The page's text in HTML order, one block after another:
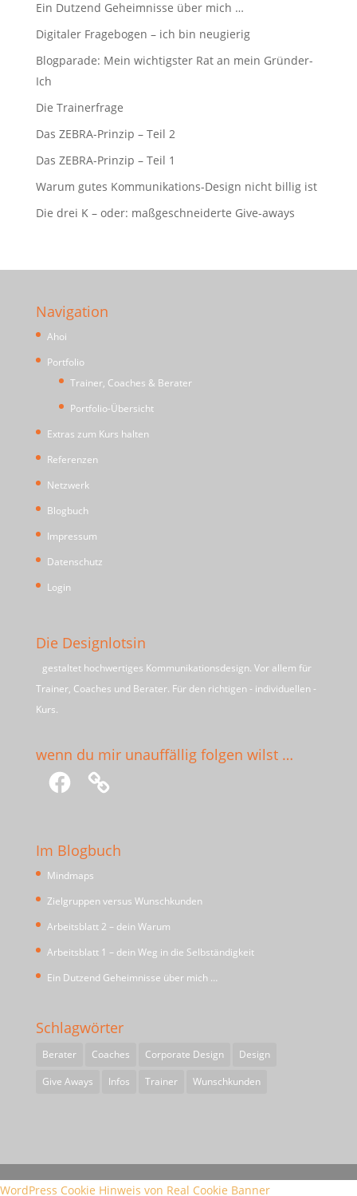
Ein Dutzend Geheimnisse über mich …
Digitaler Fragebogen – ich bin neugierig
Blogparade: Mein wichtigster Rat an mein Gründer-
Ich
Die Trainerfrage
Das ZEBRA-Prinzip – Teil 2
Das ZEBRA-Prinzip – Teil 1
Warum gutes Kommunikations-Design nicht billig ist
Die drei K – oder: maßgeschneiderte Give-aways
Navigation
Ahoi
Portfolio
Trainer, Coaches & Berater
Portfolio-Übersicht
Extras zum Kurs halten
Referenzen
Netzwerk
Blogbuch
Impressum
Datenschutz
Login
Die Designlotsin
gestaltet hochwertiges Kommunikationsdesign. Vor allem für
Trainer, Coaches und Berater. Für den richtigen - individuellen -
Kurs.
wenn du mir unauffällig folgen wilst …
Facebook
Im Blogbuch
Mindmaps
Zielgruppen versus Wunschkunden
Arbeitsblatt 2 – dein Warum
Arbeitsblatt 1 – dein Weg in die Selbständigkeit
Ein Dutzend Geheimnisse über mich …
Schlagwörter
Berater Coaches Corporate Design
Design
Give Aways
Infos Trainer Wunschkunden
WordPress Cookie Hinweis von Real Cookie Banner